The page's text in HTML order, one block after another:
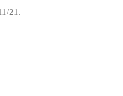
21.